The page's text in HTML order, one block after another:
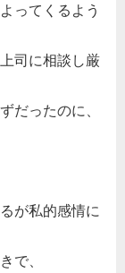
ってくるよう
司に相談し厳
だったのに、
が私的感情に
で、